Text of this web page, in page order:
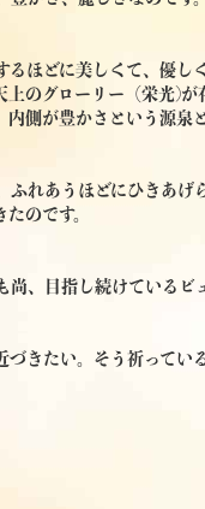
るほどに美しくて、優
上のグローリー（栄光)
側が豊かさという源泉
ふれあうほどにひきあ
のです。
尚、目指し続けているビ
づきたい。そう祈って